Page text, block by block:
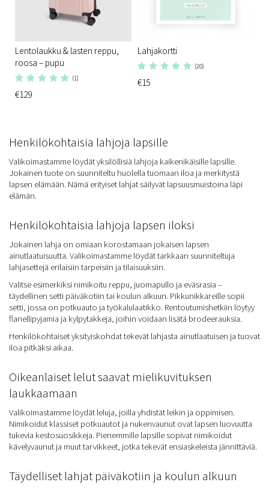
Lentolaukku & lasten reppu,
roosa – pupu
(1)
€129
Lahjakortti
(20)
€15
Henkilökohtaisia lahjoja lapsille
Valikoimastamme löydät yksilöllisiä lahjoja kaikenikäisille lapsille.
Jokainen tuote on suunniteltu huolella tuomaan iloa ja merkitystä
lapsen elämään. Nämä erityiset lahjat säilyvät lapsuusmuistoina läpi
elämän.
Henkilökohtaisia lahjoja lapsen iloksi
Jokainen lahja on omiaan korostamaan jokaisen lapsen
ainutlaatuisuutta. Valikoimastamme löydät tarkkaan suunniteltuja
lahjasettejä erilaisiin tarpeisiin ja tilaisuuksiin.
Valitse esimerkiksi nimikoitu reppu, juomapullo ja eväsrasia –
täydellinen setti päiväkotiin tai koulun alkuun. Pikkunikkareille sopii
setti, jossa on potkuauto ja työkalulaatikko. Rentoutumishetkiin löytyy
flanellipyjamia ja kylpytakkeja, joihin voidaan lisätä brodeerauksia.
Henkilökohtaiset yksityiskohdat tekevät lahjasta ainutlaatuisen ja tuovat
iloa pitkäksi aikaa.
Oikeanlaiset lelut saavat mielikuvituksen
laukkaamaan
Valikoimastamme löydät leluja, joilla yhdistät leikin ja oppimisen.
Nimikoidut klassiset potkuautot ja nukenvaunut ovat lapsen luovuutta
tukevia kestosuosikkeja. Pienemmille lapsille sopivat nimikoidut
kävelyvaunut ja muut tarvikkeet, jotka tekevät ensiaskeleista jännittäviä.
Täydelliset lahjat päiväkotiin ja koulun alkuun